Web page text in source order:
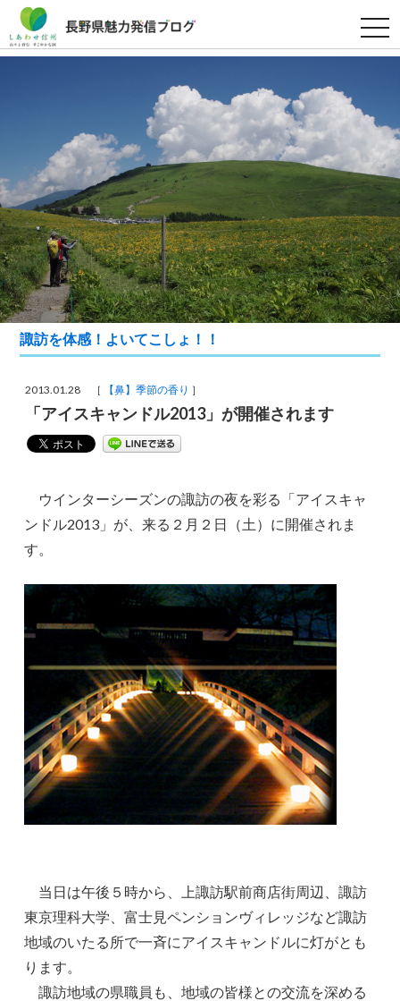
t
o
g
a
v
g
a
t
o
n
諏訪を体感！よいてこしょ！！
2013.01.28 ［ 【鼻】季節の香り ］
「アイスキャンドル2013」が開催されます
ウインターシーズンの諏訪の夜を彩る「アイスキャ
ンドル2013」が、来る２月２日（土）に開催されま
す。
当日は午後５時から、上諏訪駅前商店街周辺、諏訪
東京理科大学、富士見ペンションヴィレッジなど諏訪
地域のいたる所で一斉にアイスキャンドルに灯がとも
ります。
諏訪地域の県職員も、地域の皆様との交流を深める